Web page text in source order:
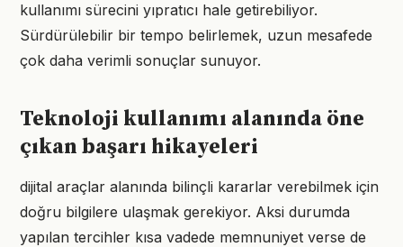
kullanımı sürecini yıpratıcı hale getirebiliyor.
Sürdürülebilir bir tempo belirlemek, uzun mesafede
çok daha verimli sonuçlar sunuyor.
Teknoloji kullanımı alanında öne
çıkan başarı hikayeleri
dijital araçlar alanında bilinçli kararlar verebilmek için
doğru bilgilere ulaşmak gerekiyor. Aksi durumda
yapılan tercihler kısa vadede memnuniyet verse de